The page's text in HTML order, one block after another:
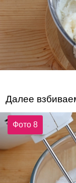
Далее
Фото 8